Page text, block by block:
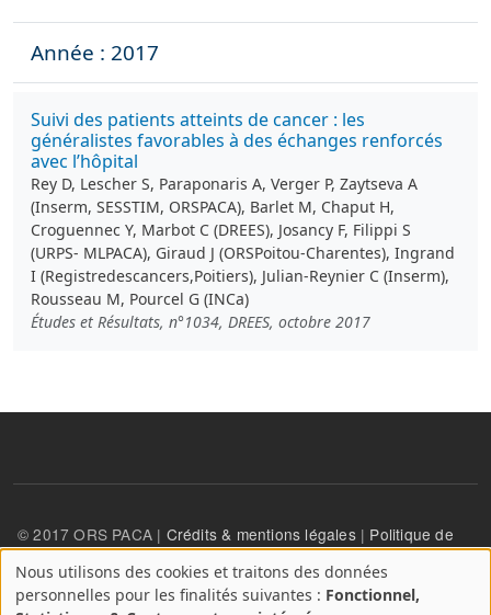
Année : 2017
Suivi des patients atteints de cancer : les
généralistes favorables à des échanges renforcés
avec l’hôpital
Rey D, Lescher S, Paraponaris A, Verger P, Zaytseva A
(Inserm, SESSTIM, ORSPACA), Barlet M, Chaput H,
Croguennec Y, Marbot C (DREES), Josancy F, Filippi S
(URPS- MLPACA), Giraud J (ORSPoitou-Charentes), Ingrand
I (Registredescancers,Poitiers), Julian-Reynier C (Inserm),
Rousseau M, Pourcel G (INCa)
Études et Résultats, n°1034, DREES, octobre 2017
© 2017 ORS PACA | Crédits & mentions légales| Politique de
confidentialité
A
Nous utilisons des cookies et traitons des données
personnelles pour les finalités suivantes : Fonctionnel,